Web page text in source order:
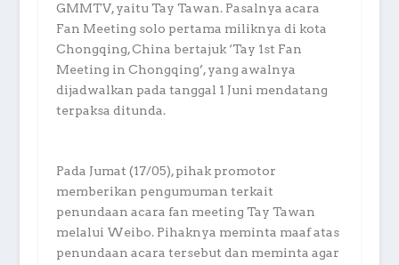
GMMTV, yaitu Tay Tawan. Pasalnya acara
Fan Meeting solo pertama miliknya di kota
Chongqing, China bertajuk ‘Tay 1st Fan
Meeting in Chongqing’, yang awalnya
dijadwalkan pada tanggal 1 Juni mendatang
terpaksa ditunda.
Pada Jumat (17/05), pihak promotor
memberikan pengumuman terkait
penundaan acara fan meeting Tay Tawan
melalui Weibo. Pihaknya meminta maaf atas
penundaan acara tersebut dan meminta agar